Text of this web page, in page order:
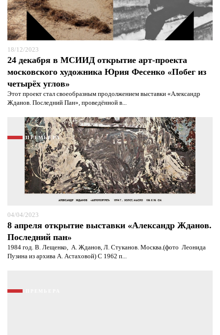
18/12/2023
24 декабря в МСИИД открытие арт-проекта
московского художника Юрия Фесенко «Побег из
четырёх углов»
Этот проект стал своеобразным продолжением выставки «Александр
Жданов. Последний Пан», проведённой в...
ПРЕМЬЕРА
04/04/2023
8 апреля открытие выставки «Александр Жданов.
Последний пан»
1984 год. В. Лещенко, А. Жданов, Л. Стуканов. Москва.(фото Леонида
Пузина из архива А. Астаховой) С 1962 п...
Я согласен сполитикой конфиденциальности и
защиты информации*
Я согласен сполитикой конфиденциальности и
защиты информации*